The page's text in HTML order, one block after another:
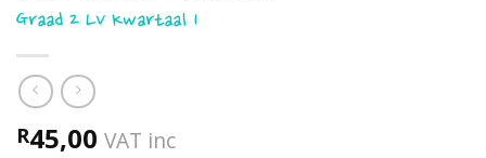
Graad 2 LV Kwartaal 1
R45,00 VAT inc